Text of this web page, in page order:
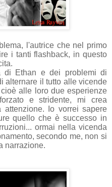
l'autrice che nel primo
i tanti flashback, in questo
di Ethan e dei problemi di
alternare il tutto alle vicende
alle loro due esperienze
e stridente, mi crea
Io vorrei sapere
quello che è successo in
ormai nella vicenda
secondo me, non si
narrazione.